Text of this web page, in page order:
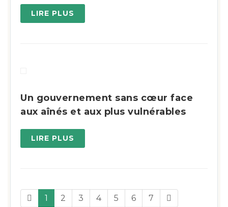
LIRE PLUS
Un gouvernement sans cœur face
aux aînés et aux plus vulnérables
LIRE PLUS
1 2 3 4 5 6 7